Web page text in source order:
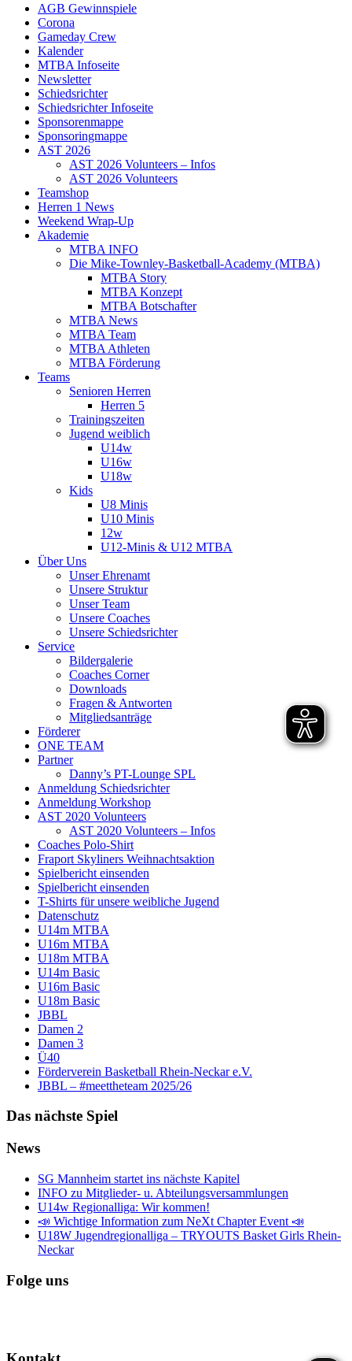
AGB Gewinnspiele
Corona
Gameday Crew
Kalender
MTBA Infoseite
Newsletter
Schiedsrichter
Schiedsrichter Infoseite
Sponsorenmappe
Sponsoringmappe
AST 2026
AST 2026 Volunteers – Infos
AST 2026 Volunteers
Teamshop
Herren 1 News
Weekend Wrap-Up
Akademie
MTBA INFO
Die Mike-Townley-Basketball-Academy (MTBA)
MTBA Story
MTBA Konzept
MTBA Botschafter
MTBA News
MTBA Team
MTBA Athleten
MTBA Förderung
Teams
Senioren Herren
Herren 5
Trainingszeiten
Jugend weiblich
U14w
U16w
U18w
Kids
U8 Minis
U10 Minis
12w
U12-Minis & U12 MTBA
Über Uns
Unser Ehrenamt
Unsere Struktur
Unser Team
Unsere Coaches
Unsere Schiedsrichter
Service
Bildergalerie
Coaches Corner
Downloads
Fragen & Antworten
Mitgliedsanträge
Förderer
ONE TEAM
Partner
Danny’s PT-Lounge SPL
Anmeldung Schiedsrichter
Anmeldung Workshop
AST 2020 Volunteers
AST 2020 Volunteers – Infos
Coaches Polo-Shirt
Fraport Skyliners Weihnachtsaktion
Spielbericht einsenden
Spielbericht einsenden
T-Shirts für unsere weibliche Jugend
Datenschutz
U14m MTBA
U16m MTBA
U18m MTBA
U14m Basic
U16m Basic
U18m Basic
JBBL
Damen 2
Damen 3
Ü40
Förderverein Basketball Rhein-Neckar e.V.
JBBL – #meettheteam 2025/26
Das nächste Spiel
News
SG Mannheim startet ins nächste Kapitel
INFO zu Mitglieder- u. Abteilungsversammlungen
U14w Regionalliga: Wir kommen!
📣 Wichtige Information zum NeXt Chapter Event 📣
U18W Jugendregionalliga – TRYOUTS Basket Girls Rhein-
Neckar
Folge uns